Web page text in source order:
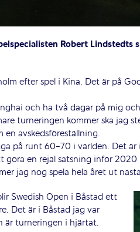
Robert Lindstedts
efter spel i Kina. Det är på
och ha två dagar på mig
turneringen kommer ska jag
en avskedsföreställning.
på runt 60-70 i världen. Det
en rejäl satsning inför 2020
jag nog spela hela året ut
Swedish Open i Båstad ett
Det är i Båstad jag var
är turneringen i hjärtat.